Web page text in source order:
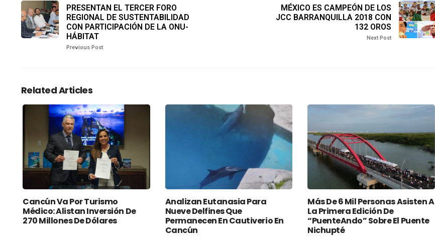
PRESENTAN EL TERCER FORO
REGIONAL DE SUSTENTABILIDAD
CON PARTICIPACIÓN DE LA ONU-
HÁBITAT
Previous Post
MÉXICO ES CAMPEÓN DE LOS
JCC BARRANQUILLA 2018 CON
132 OROS
Next Post
Related Articles
Cancún Va Por Turismo
Médico: Alistan Inversión De
270 Millones De Dólares
Analizan Eutanasia Para
Nueve Delfines Que
Permanecen En Cautiverio En
Cancún
Más De 6 Mil Personas Asisten A
La Primera Edición De
“PuenteAndo” Sobre El Puente
Nichupté